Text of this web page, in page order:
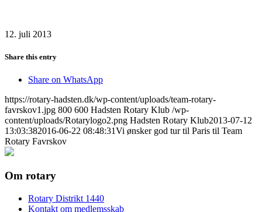
12. juli 2013
Share this entry
Share on WhatsApp
https://rotary-hadsten.dk/wp-content/uploads/team-rotary-
favrskov1.jpg 800 600 Hadsten Rotary Klub /wp-
content/uploads/Rotarylogo2.png Hadsten Rotary Klub2013-07-12
13:03:382016-06-22 08:48:31Vi ønsker god tur til Paris til Team
Rotary Favrskov
Om rotary
Rotary Distrikt 1440
Kontakt om medlemsskab